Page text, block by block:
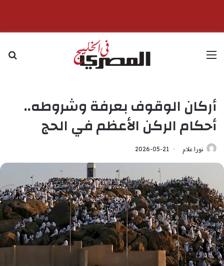
القائمة
أركان الوقوف بعرفة وشروطه..
أحكام الركن الأعظم في الحج
نورا علام 2026-05-21